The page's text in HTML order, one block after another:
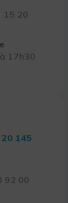
15 20
17h30
20 145
92 00